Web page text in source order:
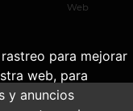
para mejorar
web, para
y anuncios
Web